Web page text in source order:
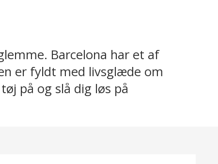
Barcelona har et af
er fyldt med livsglæde om
på og slå dig løs på